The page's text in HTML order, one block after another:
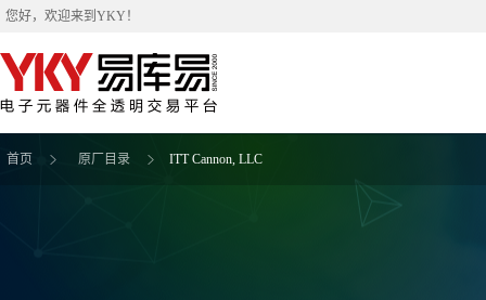
您好，欢迎来到 YKY ！
首页 原厂目录 ITT Cannon, LLC